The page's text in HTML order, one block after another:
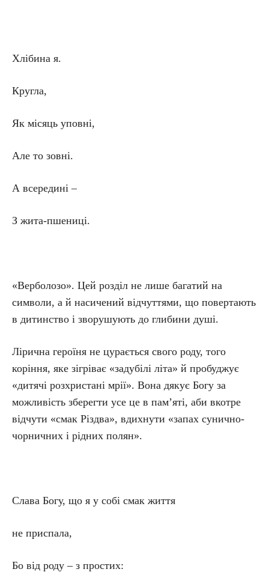
Хлібина я.
Кругла,
Як місяць уповні,
Але то зовні.
А всередині –
З жита-пшениці.
«Верболозо». Цей розділ не лише багатий на
символи, а й насичений відчуттями, що повертають
в дитинство і зворушують до глибини душі.
Лірична героїня не цурається свого роду, того
коріння, яке зігріває «задубілі літа» й пробуджує
«дитячі розхристані мрії». Вона дякує Богу за
можливість зберегти усе це в пам’яті, аби вкотре
відчути «смак Різдва», вдихнути «запах сунично-
чорничних і рідних полян».
Слава Богу, що я у собі смак життя
не приспала,
Бо від роду – з простих: